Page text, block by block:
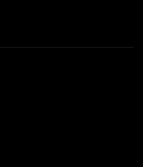
ঢাকার ক্ষোভ